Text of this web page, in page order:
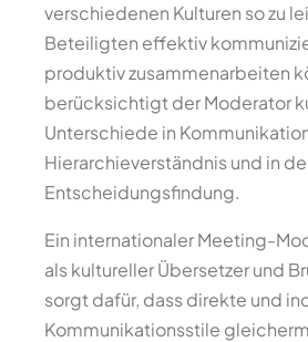
verschiedenen Kulturen so zu
Beteiligten effektiv
produktiv zusammenarbeiten
berücksichtigt der Moderator
Unterschiede in
Hierarchieverständnis und in
Entscheidungsfindung.
Ein internationaler Meeting-
als kultureller Übersetzer und
sorgt dafür, dass direkte und
Kommunikationsstile